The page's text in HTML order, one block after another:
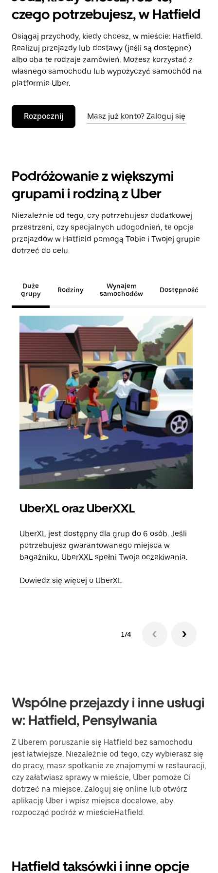
czego potrzebujesz, w Hatfield
Osiągaj przychody, kiedy chcesz, w mieście: Hatfield.
Realizuj przejazdy lub dostawy (jeśli są dostępne)
albo oba te rodzaje zamówień. Możesz korzystać z
własnego samochodu lub wypożyczyć samochód na
platformie Uber.
Rozpocznij Masz już konto? Zaloguj się
Podróżowanie z większymi
grupami i rodziną z Uber
Niezależnie od tego, czy potrzebujesz dodatkowej
przestrzeni, czy specjalnych udogodnień, te opcje
przejazdów w Hatfield pomogą Tobie i Twojej grupie
dotrzeć do celu.
Duże
grupy
Rodziny
Wynajem
samochodów
Dostępność
UberXL oraz UberXXL
UberXL jest dostępny dla grup do 6 osób. Jeśli
potrzebujesz gwarantowanego miejsca w
bagażniku, UberXXL spełni Twoje oczekiwania.
Dowiedz się więcej o UberXL
1/4
Wspólne przejazdy i inne usługi
w: Hatfield, Pensylwania
Z Uberem poruszanie się Hatfield bez samochodu
jest łatwiejsze. Niezależnie od tego, czy wybierasz się
do pracy, masz spotkanie ze znajomymi w restauracji,
czy załatwiasz sprawy w mieście, Uber pomoże Ci
dotrzeć na miejsce. Zaloguj się online lub otwórz
aplikację Uber i wpisz miejsce docelowe, aby
rozpocząć podróż w mieścieHatfield.
Hatfield taksówki i inne opcje